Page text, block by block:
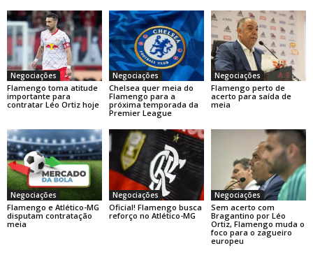
Negociações
Flamengo toma atitude
importante para
contratar Léo Ortiz hoje
Negociações
Chelsea quer meia do
Flamengo para a
próxima temporada da
Premier League
Negociações
Flamengo perto de
acerto para saída de
meia
Negociações
Flamengo e Atlético-MG
disputam contratação
meia
Negociações
Oficial! Flamengo busca
reforço no Atlético-MG
Negociações
Sem acerto com
Bragantino por Léo
Ortiz, Flamengo muda o
foco para o zagueiro
europeu